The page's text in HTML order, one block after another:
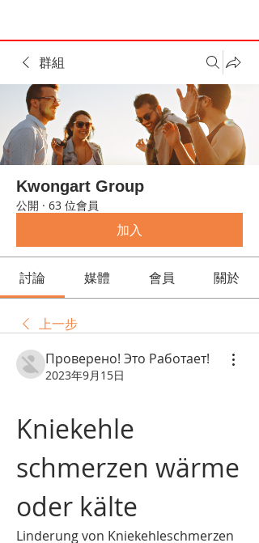
群組
Kwongart Group
公開 · 63 位會員
加入
討論 媒體 會員 關於
上一步
Проверено! Это Работает!
2023年9月15日
Kniekehle
schmerzen wärme
oder kälte
Linderung von Kniekehleschmerzen